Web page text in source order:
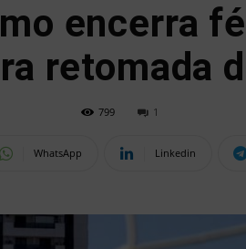
encerra
retomada
799 1
WhatsApp Linkedin